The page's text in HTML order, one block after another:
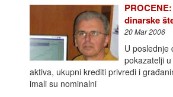
dinarske
20 Mar 2006
U poslednje
pokazatelji
aktiva, ukupni krediti privredi i
imali su nominalni